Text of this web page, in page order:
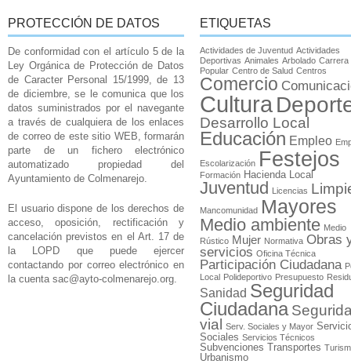
PROTECCIÓN DE DATOS
De conformidad con el artículo 5 de la
Ley Orgánica de Protección de Datos
de Caracter Personal 15/1999, de 13
de diciembre, se le comunica que los
datos suministrados por el navegante
a través de cualquiera de los enlaces
de correo de este sitio WEB, formarán
parte de un fichero electrónico
automatizado propiedad del
Ayuntamiento de Colmenarejo.
El usuario dispone de los derechos de
acceso, oposición, rectificación y
cancelación previstos en el Art. 17 de
la LOPD que puede ejercer
contactando por correo electrónico en
la cuenta sac@ayto-colmenarejo.org.
ETIQUETAS
Actividades de Juventud Actividades
Deportivas Animales Arbolado Carrera
Popular Centro de Salud Centros
Comercio
Cultura
Desarrollo Local
Educación Empleo
Escolarización Festejos
Formación Hacienda Local
Juventud Licencias
Mancomunidad Mayores
Medio ambiente Medio
Rústico Mujer Normativa Obras
servicios Oficina Técnica
Participación Ciudadana
Local Polideportivo Presupuesto
Sanidad Seguridad
Ciudadana
vial
Serv. Sociales y Mayor
Sociales Servicios Técnicos
Subvenciones Transportes
Urbanismo